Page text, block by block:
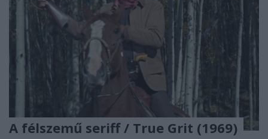
A félszemű seriff / True Grit (1969)